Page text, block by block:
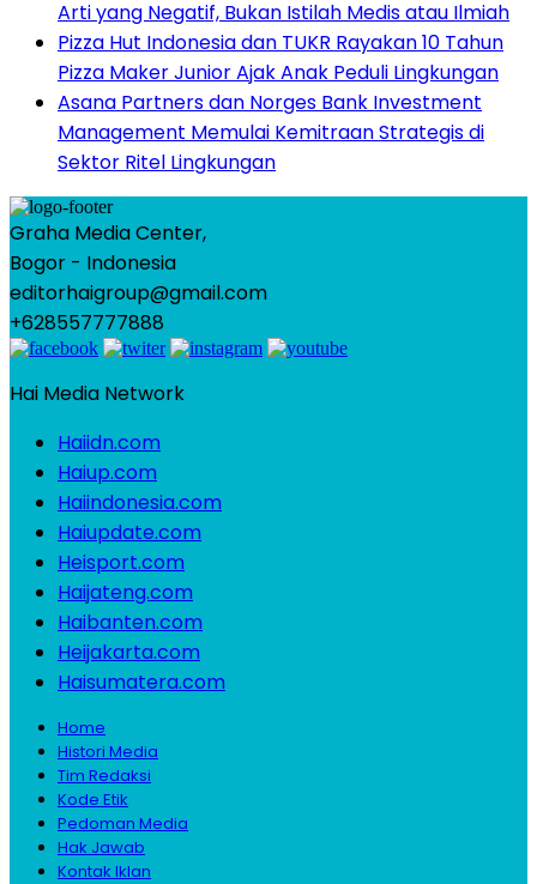
Arti yang Negatif, Bukan Istilah Medis atau Ilmiah
Pizza Hut Indonesia dan TUKR Rayakan 10 Tahun
Pizza Maker Junior Ajak Anak Peduli Lingkungan
Asana Partners dan Norges Bank Investment
Management Memulai Kemitraan Strategis di
Sektor Ritel Lingkungan
Graha Media Center,
Bogor - Indonesia
editorhaigroup@gmail.com
+628557777888
Hai Media Network
Haiidn.com
Haiup.com
Haiindonesia.com
Haiupdate.com
Heisport.com
Haijateng.com
Haibanten.com
Heijakarta.com
Haisumatera.com
Home
Histori Media
Tim Redaksi
Kode Etik
Pedoman Media
Hak Jawab
Kontak Iklan